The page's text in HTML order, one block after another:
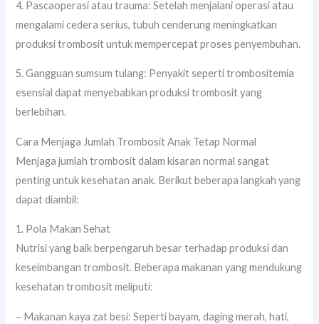
4. Pascaoperasi atau trauma: Setelah menjalani operasi atau
mengalami cedera serius, tubuh cenderung meningkatkan
produksi trombosit untuk mempercepat proses penyembuhan.
5. Gangguan sumsum tulang: Penyakit seperti trombositemia
esensial dapat menyebabkan produksi trombosit yang
berlebihan.
Cara Menjaga Jumlah Trombosit Anak Tetap Normal
Menjaga jumlah trombosit dalam kisaran normal sangat
penting untuk kesehatan anak. Berikut beberapa langkah yang
dapat diambil:
1. Pola Makan Sehat
Nutrisi yang baik berpengaruh besar terhadap produksi dan
keseimbangan trombosit. Beberapa makanan yang mendukung
kesehatan trombosit meliputi:
– Makanan kaya zat besi: Seperti bayam, daging merah, hati,